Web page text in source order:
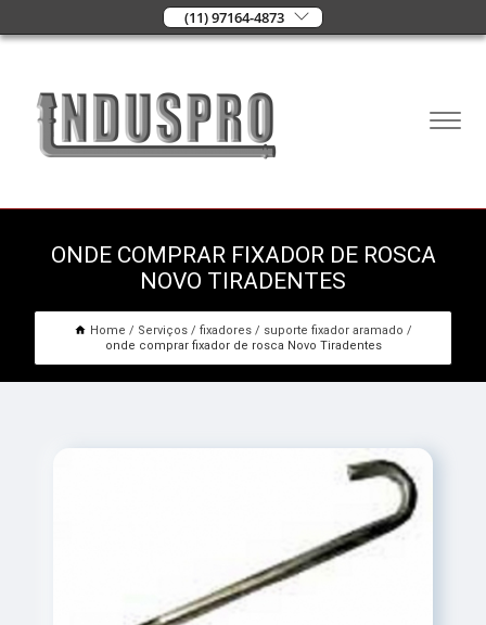
(11) 97164-4873
ONDE COMPRAR FIXADOR DE ROSCA
NOVO TIRADENTES
Home Serviços fixadores
suporte fixador aramado
onde comprar fixador de rosca Novo Tiradentes